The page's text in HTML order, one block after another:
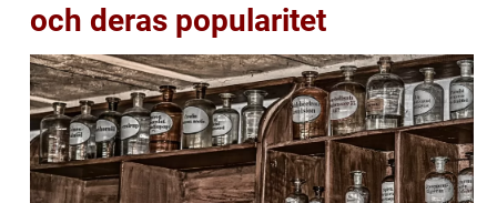
och deras popularitet